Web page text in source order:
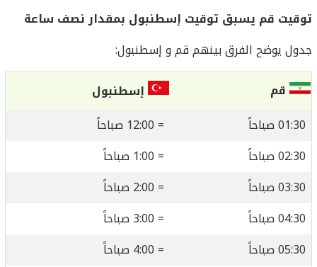
توقيت قم يسبق توقيت إسطنبول بمقدار نصف ساعة
جدول يوضح الفرق بينهم قم و إسطنبول:
قم
إسطنبول
01:30 صباحاً
= 12:00 صباحاً
02:30 صباحاً
= 1:00 صباحاً
03:30 صباحاً
= 2:00 صباحاً
04:30 صباحاً
= 3:00 صباحاً
05:30 صباحاً
= 4:00 صباحاً